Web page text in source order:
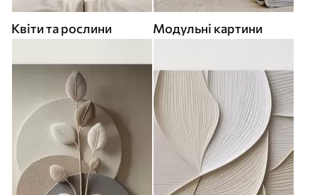
Квіти та рослини Модульні картини